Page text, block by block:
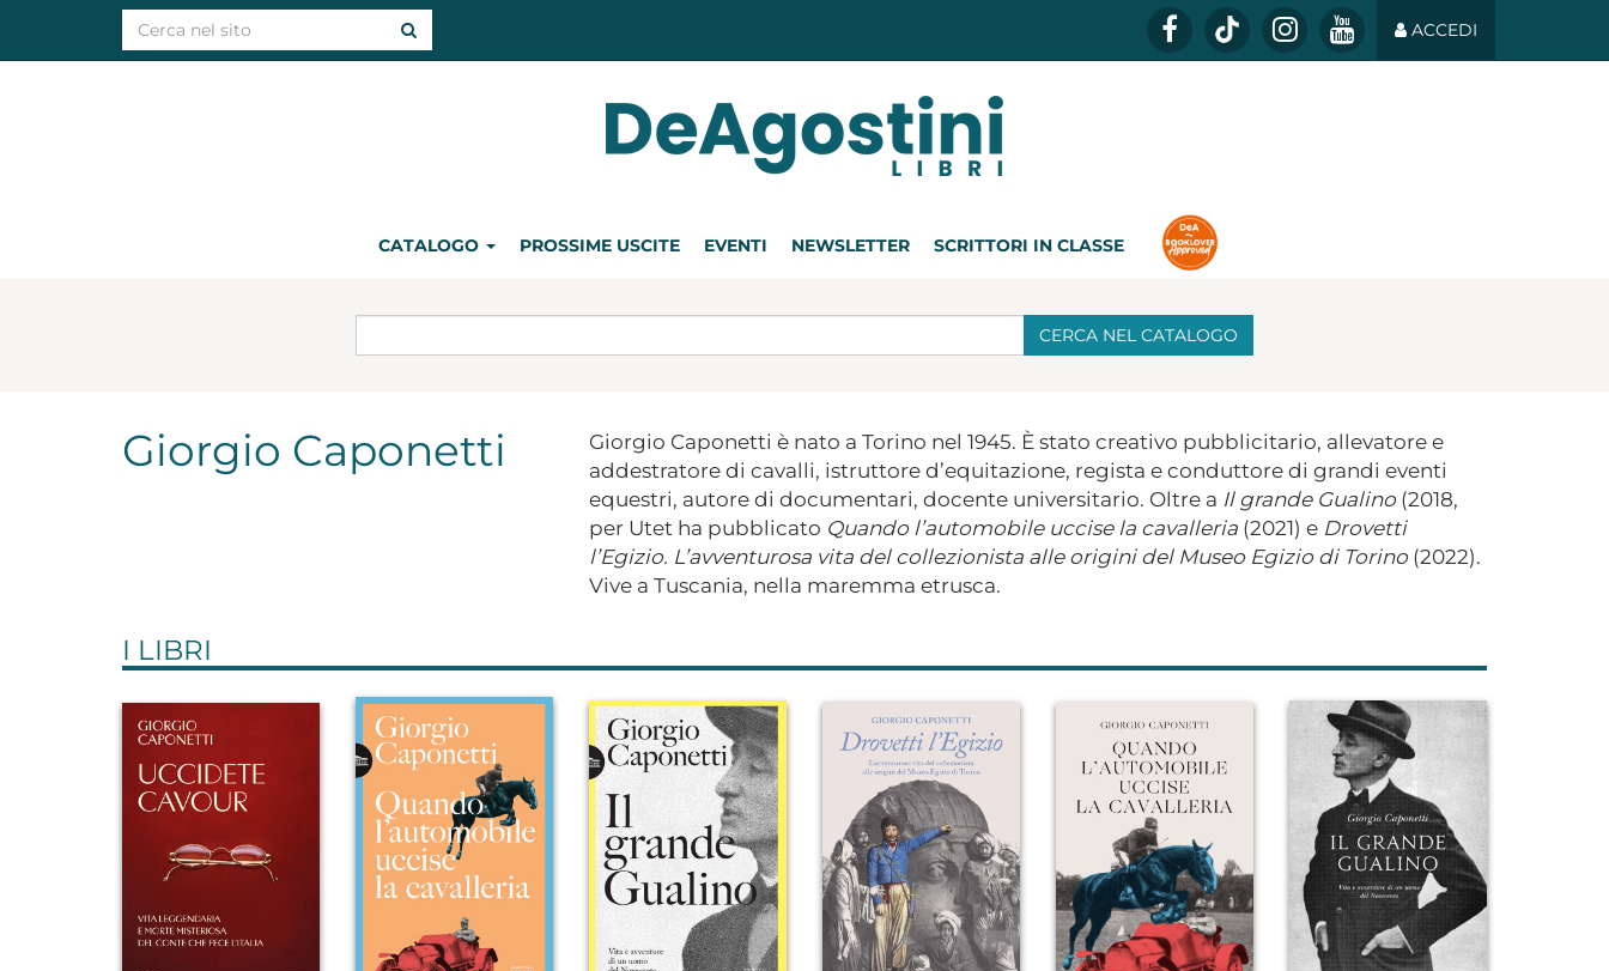
ACCEDI
CATALOGO PROSSIME USCITE EVENTI NEWSLETTER SCRITTORI IN CLASSE
CERCA NEL CATALOGO
Giorgio Caponetti
Giorgio Caponetti è nato a Torino nel 1945. È stato creativo pubblicitario, allevatore e
addestratore di cavalli, istruttore d’equitazione, regista e conduttore di grandi eventi
equestri, autore di documentari, docente universitario. Oltre a Il grande Gualino(2018,
per Utet ha pubblicato Quando l’automobile uccise la cavalleria (2021) e Drovetti
l’Egizio. L’avventurosa vita del collezionista alle origini del Museo Egizio di Torino(2022).
Vive a Tuscania, nella maremma etrusca.
I LIBRI